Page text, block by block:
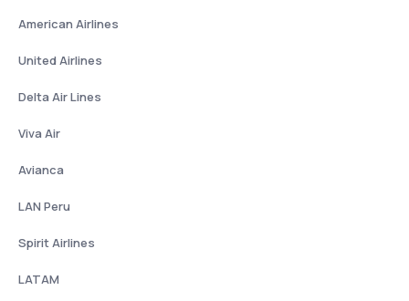
American Airlines
United Airlines
Delta Air Lines
Viva Air
Avianca
LAN Peru
Spirit Airlines
LATAM